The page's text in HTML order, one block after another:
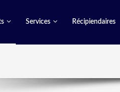
Services Récipiendaires